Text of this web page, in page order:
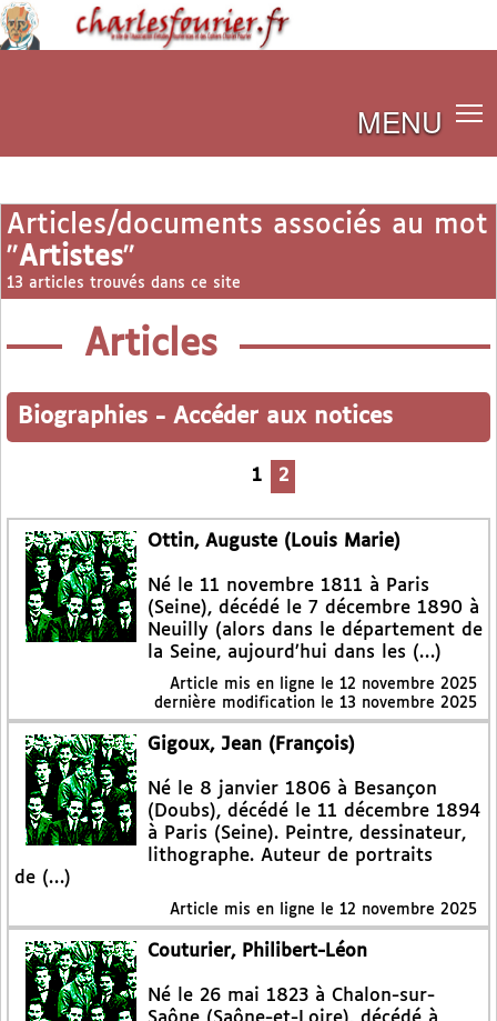
MENU
Articles/documents associés au mot
"Artistes"
13 articles trouvés dans ce site
Articles
Biographies - Accéder aux notices
1 2
Ottin, Auguste (Louis Marie)
Né le 11 novembre 1811 à Paris
(Seine), décédé le 7 décembre 1890 à
Neuilly (alors dans le département de
la Seine, aujourd’hui dans les (…)
Article mis en ligne le 12 novembre 2025
dernière modification le 13 novembre 2025
Gigoux, Jean (François)
Né le 8 janvier 1806 à Besançon
(Doubs), décédé le 11 décembre 1894
à Paris (Seine). Peintre, dessinateur,
lithographe. Auteur de portraits
de (…)
Article mis en ligne le 12 novembre 2025
Couturier, Philibert-Léon
Né le 26 mai 1823 à Chalon-sur-